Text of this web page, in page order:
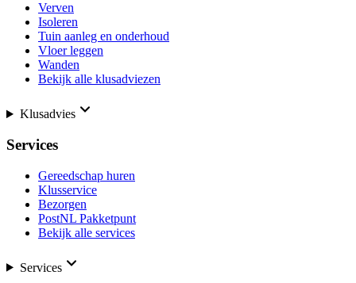
Verven
Isoleren
Tuin aanleg en onderhoud
Vloer leggen
Wanden
Bekijk alle klusadviezen
Klusadvies
Services
Gereedschap huren
Klusservice
Bezorgen
PostNL Pakketpunt
Bekijk alle services
Services